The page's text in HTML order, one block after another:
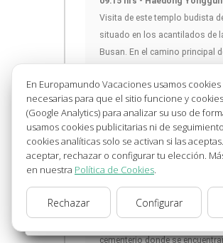
Visita de este templo budista
situado en los acantilados de
Busan. En el camino principal
se corresponden a las doce
zodiaco chino que, según la
son deidades guardianas.
10:15 hrs – Haedong
11:15 hrs –Llegada a
mayor ciudad de Corea del
ciudad. Conoceremos el
cementerio donde se
Bienvenido a Europamundo
en el sitio internacional
Wellcome to Europamundo Vacations,
international site of:
España
cambiar/change
En Europamundo Vacaciones usamos
necesarias para que el sitio funcione y
(Google Analytics) para analizar su uso de
usamos cookies publicitarias ni de
cookies analíticas solo se activan si las
aceptar, rechazar o configurar tu elección.
en nuestra Política de Cookies.
Rechazar Configurar